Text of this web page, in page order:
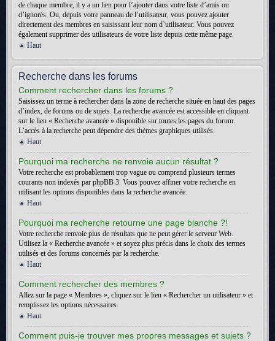
de chaque membre, il y a un lien pour l’ajouter dans votre liste d’amis ou
d’ignorés. Ou, depuis votre panneau de l’utilisateur, vous pouvez ajouter
directement des membres en saisissant leur nom d’utilisateur. Vous pouvez
également supprimer des utilisateurs de votre liste depuis cette même page.
Haut
Recherche dans les forums
Comment rechercher dans les forums ?
Saisissez un terme à rechercher dans la zone de recherche située en haut des pages
d’index, de forums ou de sujets. La recherche avancée est accessible en cliquant
sur le lien « Recherche avancée » disponible sur toutes les pages du forum.
L’accès à la recherche peut dépendre des thèmes graphiques utilisés.
Haut
Pourquoi ma recherche ne renvoie aucun résultat ?
Votre recherche est probablement trop vague ou comprend plusieurs termes
courants non indexés par phpBB 3. Vous pouvez affiner votre recherche en
utilisant les options disponibles dans la recherche avancée.
Haut
Pourquoi ma recherche retourne une page blanche ?!
Votre recherche renvoie plus de résultats que ne peut gérer le serveur Web.
Utilisez la « Recherche avancée » et soyez plus précis dans le choix des termes
utilisés et des forums concernés par la recherche.
Haut
Comment rechercher des membres ?
Allez sur la page « Membres », cliquez sur le lien « Rechercher un utilisateur » et
remplissez les options nécessaires.
Haut
Comment puis-je trouver mes propres messages et sujets ?